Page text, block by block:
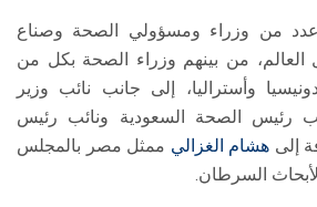
عدد من وزراء ومسؤولي الصحة وصناع
من بينهم وزراء الصحة بكل من
وأستراليا، إلى جانب نائب وزير
رئيس الصحة السعودية ونائب رئيس
إلى هشام الغزالي ممثل مصر بالمجلس
لأبحاث السرطان.